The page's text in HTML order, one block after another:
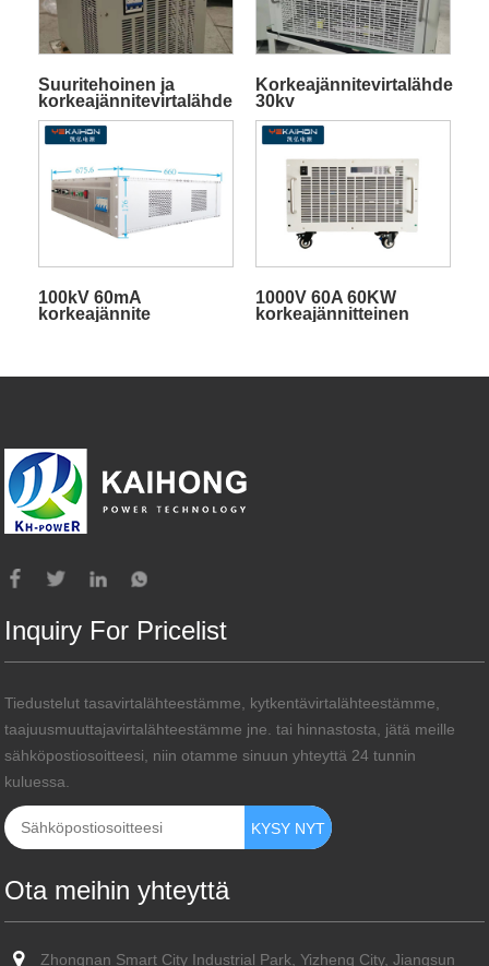
Suuritehoinen ja
korkeajännitevirtalähde
Korkeajännitevirtalähde
30kv
100kV 60mA
korkeajännite
1000V 60A 60KW
korkeajännitteinen
Inquiry For Pricelist
Tiedustelut tasavirtalähteestämme, kytkentävirtalähteestämme,
taajuusmuuttajavirtalähteestämme jne. tai hinnastosta, jätä meille
sähköpostiosoitteesi, niin otamme sinuun yhteyttä 24 tunnin
kuluessa.
Ota meihin yhteyttä
Zhongnan Smart City Industrial Park, Yizheng City, Jiangsun